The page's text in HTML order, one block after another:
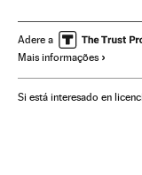
Política Jair
Coronavirus Covid-19
Seleção Brasileira
Adere a
Mais informações
Si está interesado en